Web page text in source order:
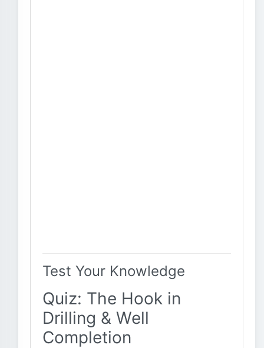
Test Your Knowledge
Quiz: The Hook in
Drilling & Well
Completion